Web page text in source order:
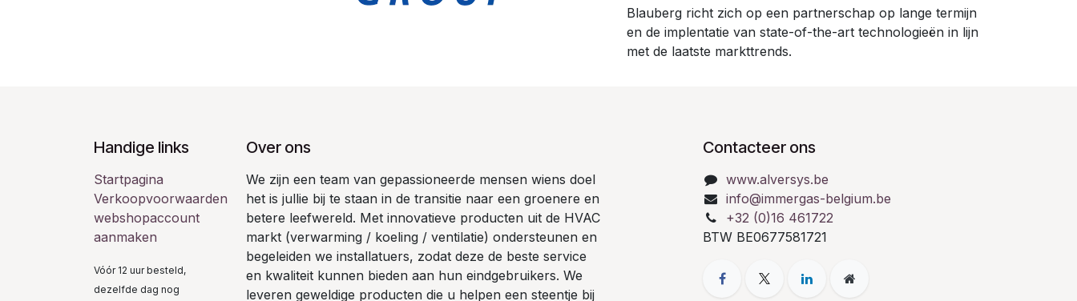
Blauberg richt zich op een partnerschap op lange termijn
en de implentatie van state-of-the-art technologieën in lijn
met de laatste markttrends.
Handige links
Startpagina
Verkoopvoorwaarden
webshopaccount
aanmaken
Vóór 12 uur besteld,
dezelfde dag nog
Over ons
We zijn een team van gepassioneerde mensen wiens doel
het is jullie bij te staan in de transitie naar een groenere en
betere leefwereld. Met innovatieve producten uit de HVAC
markt (verwarming / koeling / ventilatie) ondersteunen en
begeleiden we installatuers, zodat deze de beste service
en kwaliteit kunnen bieden aan hun eindgebruikers. We
leveren geweldige producten die u helpen een steentje bij
Contacteer ons
www.alversys.be
info@immergas-belgium.be
+32 (0)16 461722
BTW BE0677581721